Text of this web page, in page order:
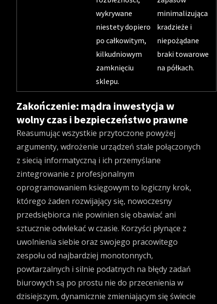
wykrywane
niestety dopiero
po całkowitym,
kilkudniowym
zamknięciu
sklepu.
minimalizująca
kradzieże i
niepożądane
braki towarowe
na półkach.
Zakończenie: mądra inwestycja w
wolny czas i bezpieczeństwo prawne
Reasumując wszystkie przytoczone powyżej
argumenty, wdrożenie urządzeń stale połączonych
z siecią informatyczną i ich przemyślane
zintegrowanie z profesjonalnym
oprogramowaniem księgowym to logiczny krok,
którego żaden rozwijający się, nowoczesny
przedsiębiorca nie powinien się obawiać ani
sztucznie odwlekać w czasie. Korzyści płynące z
uwolnienia siebie oraz swojego pracowitego
zespołu od najbardziej monotonnych,
powtarzalnych i silnie podatnych na błędy zadań
biurowych są po prostu nie do przecenienia w
dzisiejszym, dynamicznie zmieniającym się świecie